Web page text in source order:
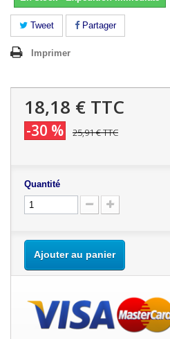
Tweet Partager
Imprimer
18,18 € TTC
-30 % 25,91 €TTC
Quantité
Ajouter au panier